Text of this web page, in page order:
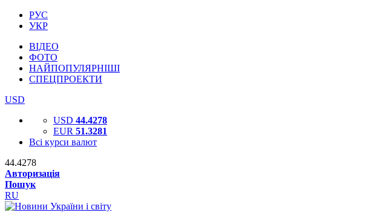
РУС
УКР
ВІДЕО
ФОТО
НАЙПОПУЛЯРНІШІ
СПЕЦПРОЕКТИ
USD
USD 44.4278
EUR 51.3281
Всі курси валют
44.4278
Авторизація
Пошук
RU